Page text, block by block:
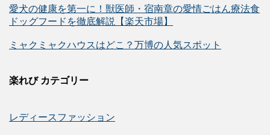
愛犬の健康を第一に！獣医師・宿南章の愛情ごはん療法食
ドッグフードを徹底解説【楽天市場】
ミャクミャクハウスはどこ？万博の人気スポット
楽れび カテゴリー
レディースファッション